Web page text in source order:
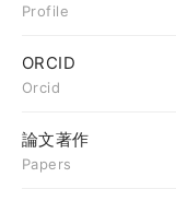
Profile
ORCID
Orcid
論文著作
Papers